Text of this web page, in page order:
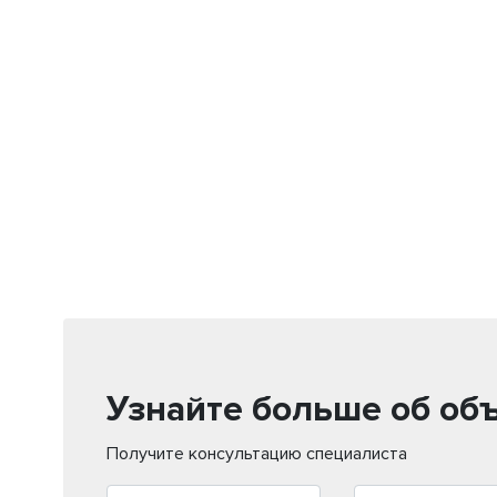
Узнайте больше об
Получите консультацию специалиста